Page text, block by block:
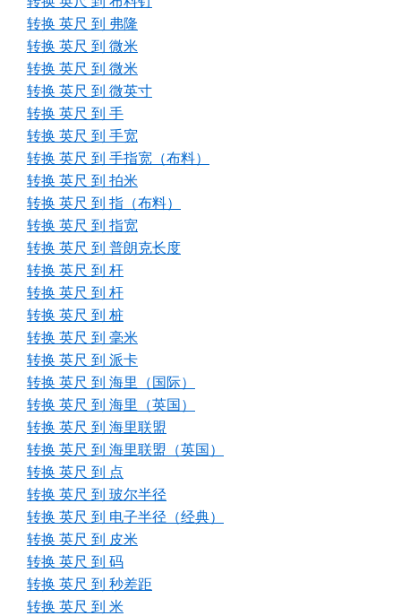
转换 英尺 到 弗隆
转换 英尺 到 微米
转换 英尺 到 微米
转换 英尺 到 微英寸
转换 英尺 到 手
转换 英尺 到 手宽
转换 英尺 到 手指宽（布料）
转换 英尺 到 拍米
转换 英尺 到 指（布料）
转换 英尺 到 指宽
转换 英尺 到 普朗克长度
转换 英尺 到 杆
转换 英尺 到 杆
转换 英尺 到 桩
转换 英尺 到 毫米
转换 英尺 到 派卡
转换 英尺 到 海里（国际）
转换 英尺 到 海里（英国）
转换 英尺 到 海里联盟
转换 英尺 到 海里联盟（英国）
转换 英尺 到 点
转换 英尺 到 玻尔半径
转换 英尺 到 电子半径（经典）
转换 英尺 到 皮米
转换 英尺 到 码
转换 英尺 到 秒差距
转换 英尺 到 米